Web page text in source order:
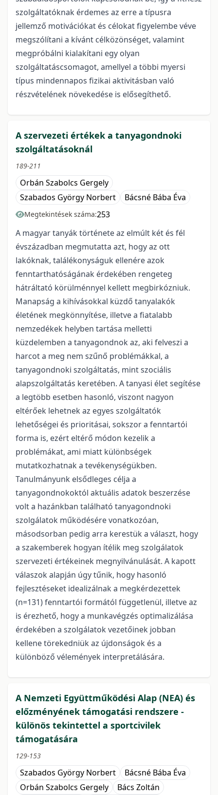
szolgáltatóknak érdemes az erre a típusra
jellemző motivációkat és célokat figyelembe véve
megszólítani a kívánt célközönséget, valamint
megpróbálni kialakítani egy olyan
szolgáltatáscsomagot, amellyel a többi myersi
típus mindennapos fizikai aktivitásban való
részvételének növekedése is elősegíthető.
A szervezeti értékek a tanyagondnoki
szolgáltatásoknál
189-211
Orbán Szabolcs Gergely
Szabados György Norbert
Bácsné Bába Éva
Megtekintések száma:253
A magyar tanyák története az elmúlt két és fél
évszázadban megmutatta azt, hogy az ott
lakóknak, találékonyságuk ellenére azok
fenntarthatóságának érdekében rengeteg
hátráltató körülménnyel kellett megbirkózniuk.
Manapság a kihívásokkal küzdő tanyalakók
életének megkönnyítése, illetve a fiatalabb
nemzedékek helyben tartása melletti
küzdelemben a tanyagondnok az, aki felveszi a
harcot a meg nem szűnő problémákkal, a
tanyagondnoki szolgáltatás, mint szociális
alapszolgáltatás keretében. A tanyasi élet segítése
a legtöbb esetben hasonló, viszont nagyon
eltérőek lehetnek az egyes szolgáltatók
lehetőségei és prioritásai, sokszor a fenntartói
forma is, ezért eltérő módon kezelik a
problémákat, ami miatt különbségek
mutatkozhatnak a tevékenységükben.
Tanulmányunk elsődleges célja a
tanyagondnokoktól aktuális adatok beszerzése
volt a hazánkban található tanyagondnoki
szolgálatok működésére vonatkozóan,
másodsorban pedig arra kerestük a választ, hogy
a szakemberek hogyan ítélik meg szolgálatok
szervezeti értékeinek megnyilvánulását. A kapott
válaszok alapján úgy tűnik, hogy hasonló
fejlesztéseket idealizálnak a megkérdezettek
(n=131) fenntartói formától függetlenül, illetve az
is érezhető, hogy a munkavégzés optimalizálása
érdekében a szolgálatok vezetőinek jobban
kellene törekedniük az újdonságok és a
különböző vélemények interpretálására.
A Nemzeti Együttműködési Alap (NEA) és
előzményének támogatási rendszere -
különös tekintettel a sportcivilek
támogatására
129-153
Szabados György Norbert
Bácsné Bába Éva
Orbán Szabolcs Gergely
Bács Zoltán